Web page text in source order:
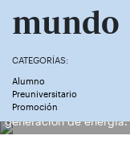
mundo
CATEGORÍAS:
Alumno
Preuniversitario
Promoción
Estudiantes
generación de energía.